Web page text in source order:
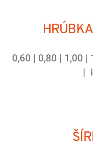
0,60 | 0,80 | 1,00 |
|